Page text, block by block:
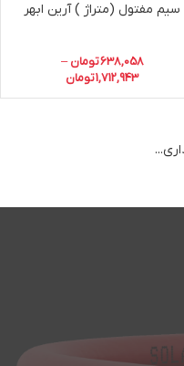
سیم مفتول (متراژ ) آرین ابهر
638,058تومان –
1,712,943تومان
149,640تومان